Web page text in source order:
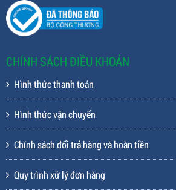
CHÍNH SÁCH ĐIỀU KHOẢN
Hình thức thanh toán
Hình thức vận chuyển
Chính sách đổi trả hàng và hoàn tiền
Quy trình xử lý đơn hàng